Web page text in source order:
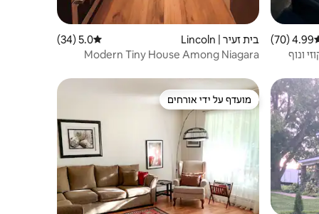
ממוצע של 4.99 מתוך 5, 70 ביקורות
4.99 (70)
ונוף
בית זעיר | Lincoln דירוג ממוצע של 5.0 מתוך 5, 34 ביקורות
5.0 (34)
Modern Tiny House Among Niagara
מועדף על ידי אורחים
מועדף על ידי אורחים